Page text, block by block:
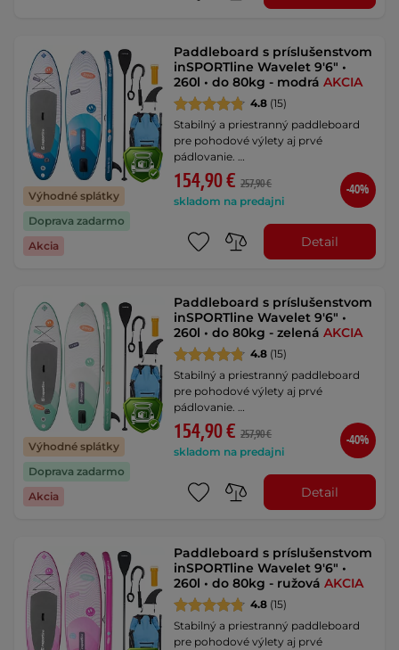
Výhodné splátky
Doprava zadarmo
Akcia
Paddleboard s príslušenstvom
inSPORTline Wavelet 9'6" •
260l • do 80kg - modráAKCIA
4.8 (15)
Stabilný a priestranný paddleboard
pre pohodové výlety aj prvé
pádlovanie. …
154,90 € 257,90 €
skladom na predajni
-40%
Detail
Výhodné splátky
Doprava zadarmo
Akcia
Paddleboard s príslušenstvom
inSPORTline Wavelet 9'6" •
260l • do 80kg - zelenáAKCIA
4.8 (15)
Stabilný a priestranný paddleboard
pre pohodové výlety aj prvé
pádlovanie. …
154,90 € 257,90 €
skladom na predajni
-40%
Detail
Paddleboard s príslušenstvom
inSPORTline Wavelet 9'6" •
260l • do 80kg - ružováAKCIA
4.8 (15)
Stabilný a priestranný paddleboard
pre pohodové výlety aj prvé